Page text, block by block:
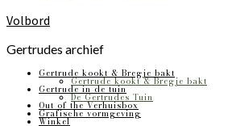
Volbord
Gertrudes archief
Gertrude kookt & Bregje bakt
Gertrude kookt & Bregje bakt
Gertrude in de tuin
De Gertrudes Tuin
Out of the Verhuisbox
Grafische vormgeving
Winkel